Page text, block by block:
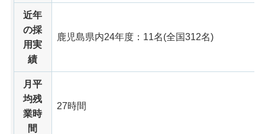
近年
の採
用実
績
鹿児島県内24年度：11名(全国312名)
月平
均残
業時
間
27時間